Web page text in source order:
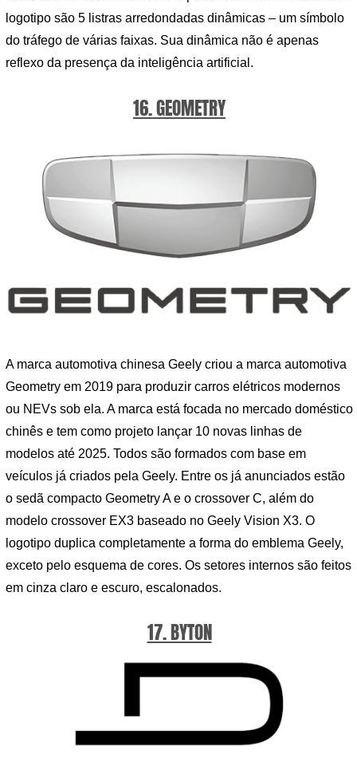
logotipo são 5 listras arredondadas dinâmicas – um símbolo
do tráfego de várias faixas. Sua dinâmica não é apenas
reflexo da presença da inteligência artificial.
16. GEOMETRY
A marca automotiva chinesa Geely criou a marca automotiva
Geometry em 2019 para produzir carros elétricos modernos
ou NEVs sob ela. A marca está focada no mercado doméstico
chinês e tem como projeto lançar 10 novas linhas de
modelos até 2025. Todos são formados com base em
veículos já criados pela Geely. Entre os já anunciados estão
o sedã compacto Geometry A e o crossover C, além do
modelo crossover EX3 baseado no Geely Vision X3. O
logotipo duplica completamente a forma do emblema Geely,
exceto pelo esquema de cores. Os setores internos são feitos
em cinza claro e escuro, escalonados.
17. BYTON